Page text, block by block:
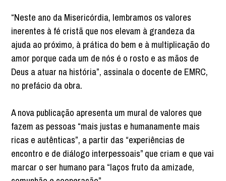
“Neste ano da Misericórdia, lembramos os valores
inerentes à fé cristã que nos elevam à grandeza da
ajuda ao próximo, à prática do bem e à multiplicação do
amor porque cada um de nós é o rosto e as mãos de
Deus a atuar na história”, assinala o docente de EMRC,
no prefácio da obra.
A nova publicação apresenta um mural de valores que
fazem as pessoas “mais justas e humanamente mais
ricas e autênticas”, a partir das “experiências de
encontro e de diálogo interpessoais” que criam e que vai
marcar o ser humano para “laços fruto da amizade,